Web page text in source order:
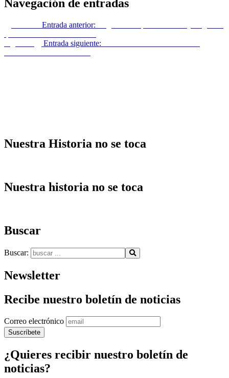
Navegación de entradas
Entrada anterior:
Entrada siguiente:
Nuestra Historia no se toca
Nuestra historia no se toca
Buscar
Buscar:
Newsletter
Recibe nuestro boletín de noticias
Correo electrónico
¿Quieres recibir nuestro boletín de
noticias?